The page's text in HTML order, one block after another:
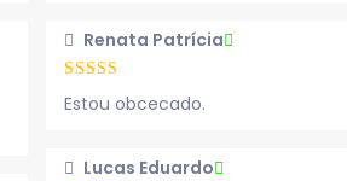
Renata Patrícia
Estou obcecado.
Lucas Eduardo